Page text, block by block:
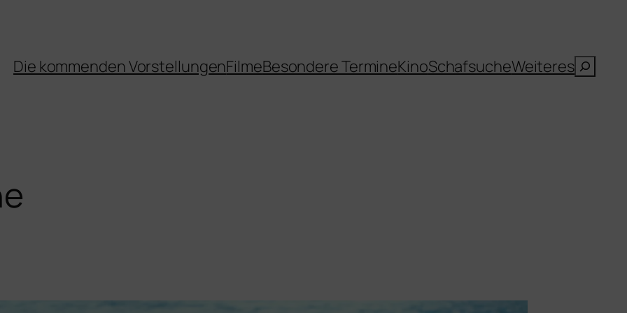
Die kommenden VorstellungenFilmeBesondere TermineKinoSchafsucheWeiteresSuchen